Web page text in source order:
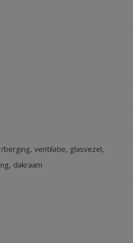
berging, ventilatie, glasvezel,
dakraam